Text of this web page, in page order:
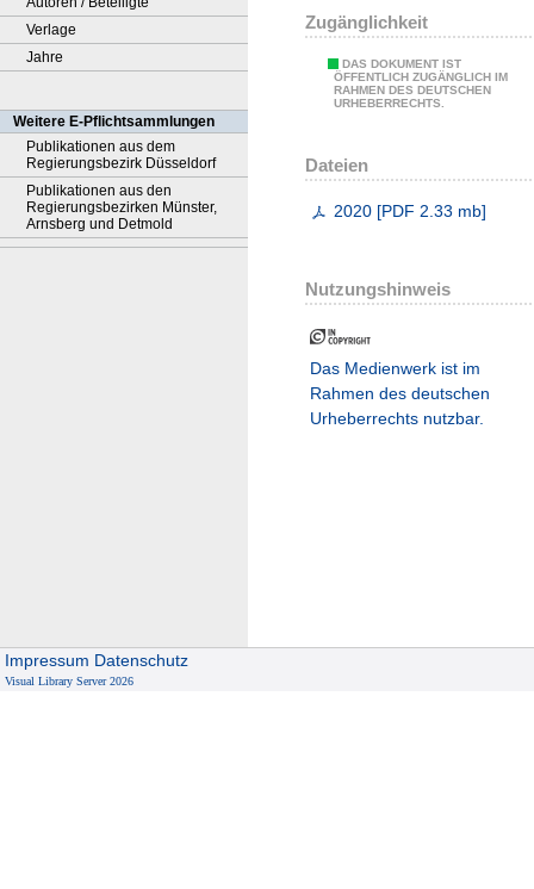
Verlage
Jahre
Weitere E-Pflichtsammlungen
Publikationen aus dem
Regierungsbezirk Düsseldorf
Publikationen aus den
Regierungsbezirken Münster,
Arnsberg und Detmold
Zugänglichkeit
DAS DOKUMENT IST
ÖFFENTLICH ZUGÄNGLICH IM
RAHMEN DES DEUTSCHEN
URHEBERRECHTS.
Dateien
2020 [PDF 2.33 mb]
Nutzungshinweis
Das Medienwerk ist im
Rahmen des deutschen
Urheberrechts nutzbar.
Impressum Datenschutz
Visual Library Server 2026